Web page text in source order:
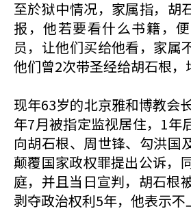
至於狱中情况，家属指，胡
报，他若要看什么书籍，
员，让他们买给他看，家属
他们曾2次带圣经给胡石根，
现年63岁的北京雅和博教会
年7月被指定监视居住，1年
向胡石根、周世锋、勾洪国
颠覆国家政权罪提出公诉，
庭，并且当日宣判，胡石根
剥夺政治权利5年，他表示不